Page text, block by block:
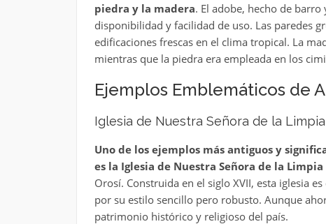
piedra y la madera. El adobe, hecho de
disponibilidad y facilidad de uso. Las paredes
edificaciones frescas en el clima tropical. La
mientras que la piedra era empleada en los
Ejemplos Emblemáticos de
Iglesia de Nuestra Señora de la
Uno de los ejemplos más antiguos y
es la Iglesia de Nuestra Señora de la
Orosí. Construida en el siglo XVII, esta iglesia
por su estilo sencillo pero robusto. Aunque
patrimonio histórico y religioso del país.